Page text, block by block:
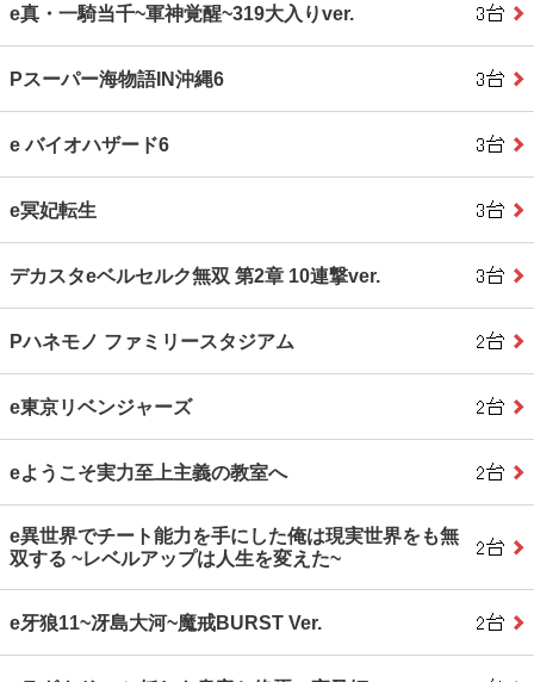
e真・一騎当千~軍神覚醒~319大入りver.
Pスーパー海物語IN沖縄6
e バイオハザード6
e冥妃転生
デカスタeベルセルク無双 第2章 10連撃ver.
Pハネモノ ファミリースタジアム
e東京リベンジャーズ
eようこそ実力至上主義の教室へ
e異世界でチート能力を手にした俺は現実世界をも無
双する ~レベルアップは人生を変えた~
e牙狼11~冴島大河~魔戒BURST Ver.